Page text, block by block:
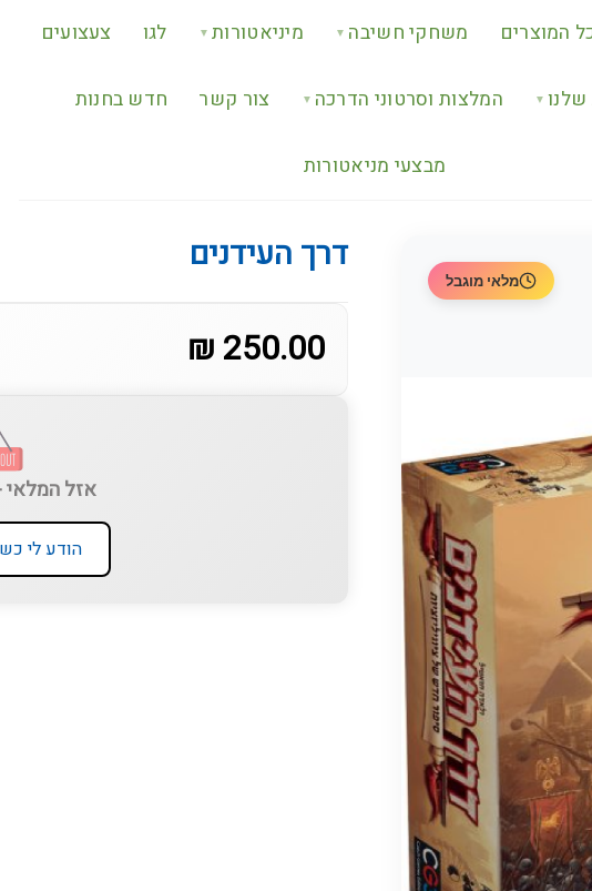
המוצרים משחקי חשיבה ▼ מיניאטורות ▼ לגו צעצועים
שלנו ▼ המלצות וסרטוני הדרכה ▼ צור קשר חדש בחנות
מבצעי מניאטורות
מלאי מוגבל
דרך העידנים
250.00 ₪
אזל המלאי
הודע לי